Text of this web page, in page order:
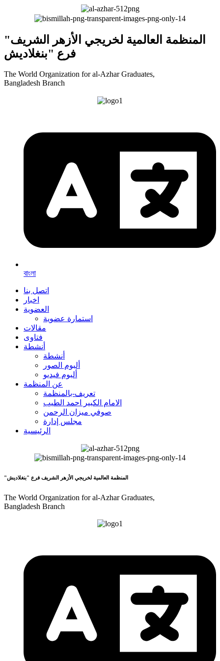
"المنظمة العالمية لخريجي الأزهر الشريف
فرع "بنغلاديش
The World Organization for al-Azhar Graduates,
Bangladesh Branch
বাংলা
اتصل بنا
اخبار
العضوية
استمارة عضوية
مقالات
فتاوى
أنشطة
أنشطة
ألبوم الصور
ألبوم فيديو
عن المنظمة
تعريف-بالمنظمة
الامام الكبير احمد الطيب
صوفي ميزان الرحمن
مجلس إدارة
الرئيسية
"المنظمة العالمية لخريجي الأزهر الشريف فرع "بنغلاديش
The World Organization for al-Azhar Graduates,
Bangladesh Branch